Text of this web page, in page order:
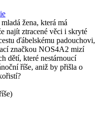
žena, která má
najít ztracené věci i skryté
ďábelskému padouchovi,
značkou NOS4A2 mizí
dětí, které nestárnoucí
říše, aniž by přišla o